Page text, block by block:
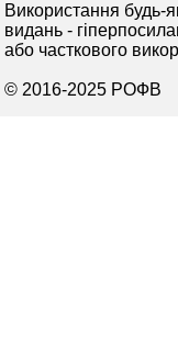
Використання будь-
видань -
або часткового
© 2016-2025 РОФВ